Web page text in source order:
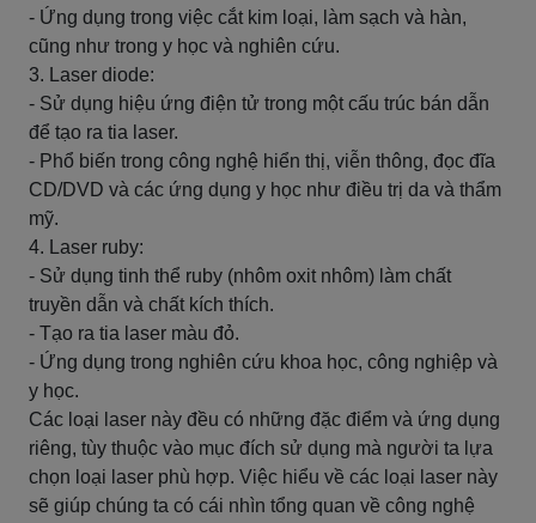
- Ứng dụng trong việc cắt kim loại, làm sạch và hàn,
cũng như trong y học và nghiên cứu.
3. Laser diode:
- Sử dụng hiệu ứng điện tử trong một cấu trúc bán dẫn
để tạo ra tia laser.
- Phổ biến trong công nghệ hiển thị, viễn thông, đọc đĩa
CD/DVD và các ứng dụng y học như điều trị da và thẩm
mỹ.
4. Laser ruby:
- Sử dụng tinh thể ruby (nhôm oxit nhôm) làm chất
truyền dẫn và chất kích thích.
- Tạo ra tia laser màu đỏ.
- Ứng dụng trong nghiên cứu khoa học, công nghiệp và
y học.
Các loại laser này đều có những đặc điểm và ứng dụng
riêng, tùy thuộc vào mục đích sử dụng mà người ta lựa
chọn loại laser phù hợp. Việc hiểu về các loại laser này
sẽ giúp chúng ta có cái nhìn tổng quan về công nghệ